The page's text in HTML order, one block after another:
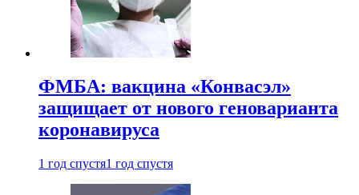
ФМБА: вакцина «Конвасэл»
защищает от нового геноварианта
коронавируса
1 год спустя1 год спустя